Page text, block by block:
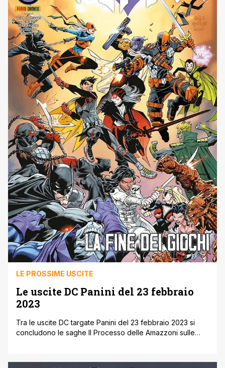
LE PROSSIME USCITE
Le uscite DC Panini del 23 febbraio
2023
Tra le uscite DC targate Panini del 23 febbraio 2023 si
concludono le saghe Il Processo delle Amazzoni sulle
nuovo special della serie Batman: Una Brutta Giornata